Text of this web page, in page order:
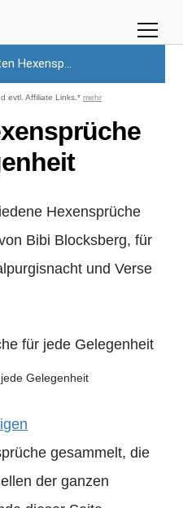
Hexensp...
evtl. Affiliate Links.* mehr
Hexensprüche
Bibi Blocksberg, für
und Verse
Gelegenheit
gesammelt, die
der ganzen